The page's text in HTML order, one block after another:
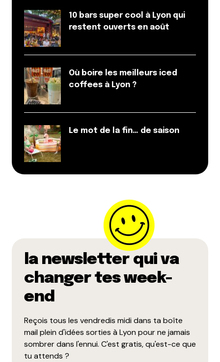
10 bars super cool à Lyon qui
restent ouverts en août
Où boire les meilleurs iced
coffees à Lyon ?
Le mot de la fin… de saison
la newsletter qui va
changer tes week-
end
Reçois tous les vendredis midi dans ta boîte
mail plein d'idées sorties à Lyon pour ne jamais
sombrer dans l'ennui. C'est gratis, qu'est-ce que
tu attends ?